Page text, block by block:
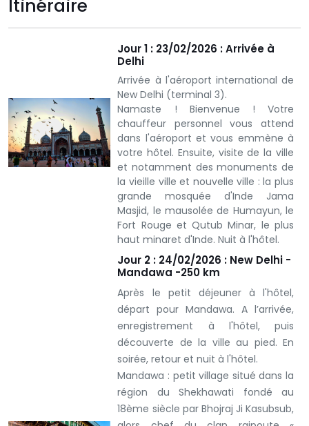
Itinéraire
Jour 1 : 23/02/2026 : Arrivée à
Delhi
Arrivée à l'aéroport international de
New Delhi (terminal 3).
Namaste ! Bienvenue ! Votre
chauffeur personnel vous attend
dans l'aéroport et vous emmène à
votre hôtel. Ensuite, visite de la ville
et notamment des monuments de
la vieille ville et nouvelle ville : la plus
grande mosquée d'Inde Jama
Masjid, le mausolée de Humayun, le
Fort Rouge et Qutub Minar, le plus
haut minaret d'Inde. Nuit à l'hôtel.
Jour 2 : 24/02/2026 : New Delhi -
Mandawa -250 km
Après le petit déjeuner à l'hôtel,
départ pour Mandawa. A l’arrivée,
enregistrement à l'hôtel, puis
découverte de la ville au pied. En
soirée, retour et nuit à l'hôtel.
Mandawa : petit village situé dans la
région du Shekhawati fondé au
18ème siècle par Bhojraj Ji Kasubsub,